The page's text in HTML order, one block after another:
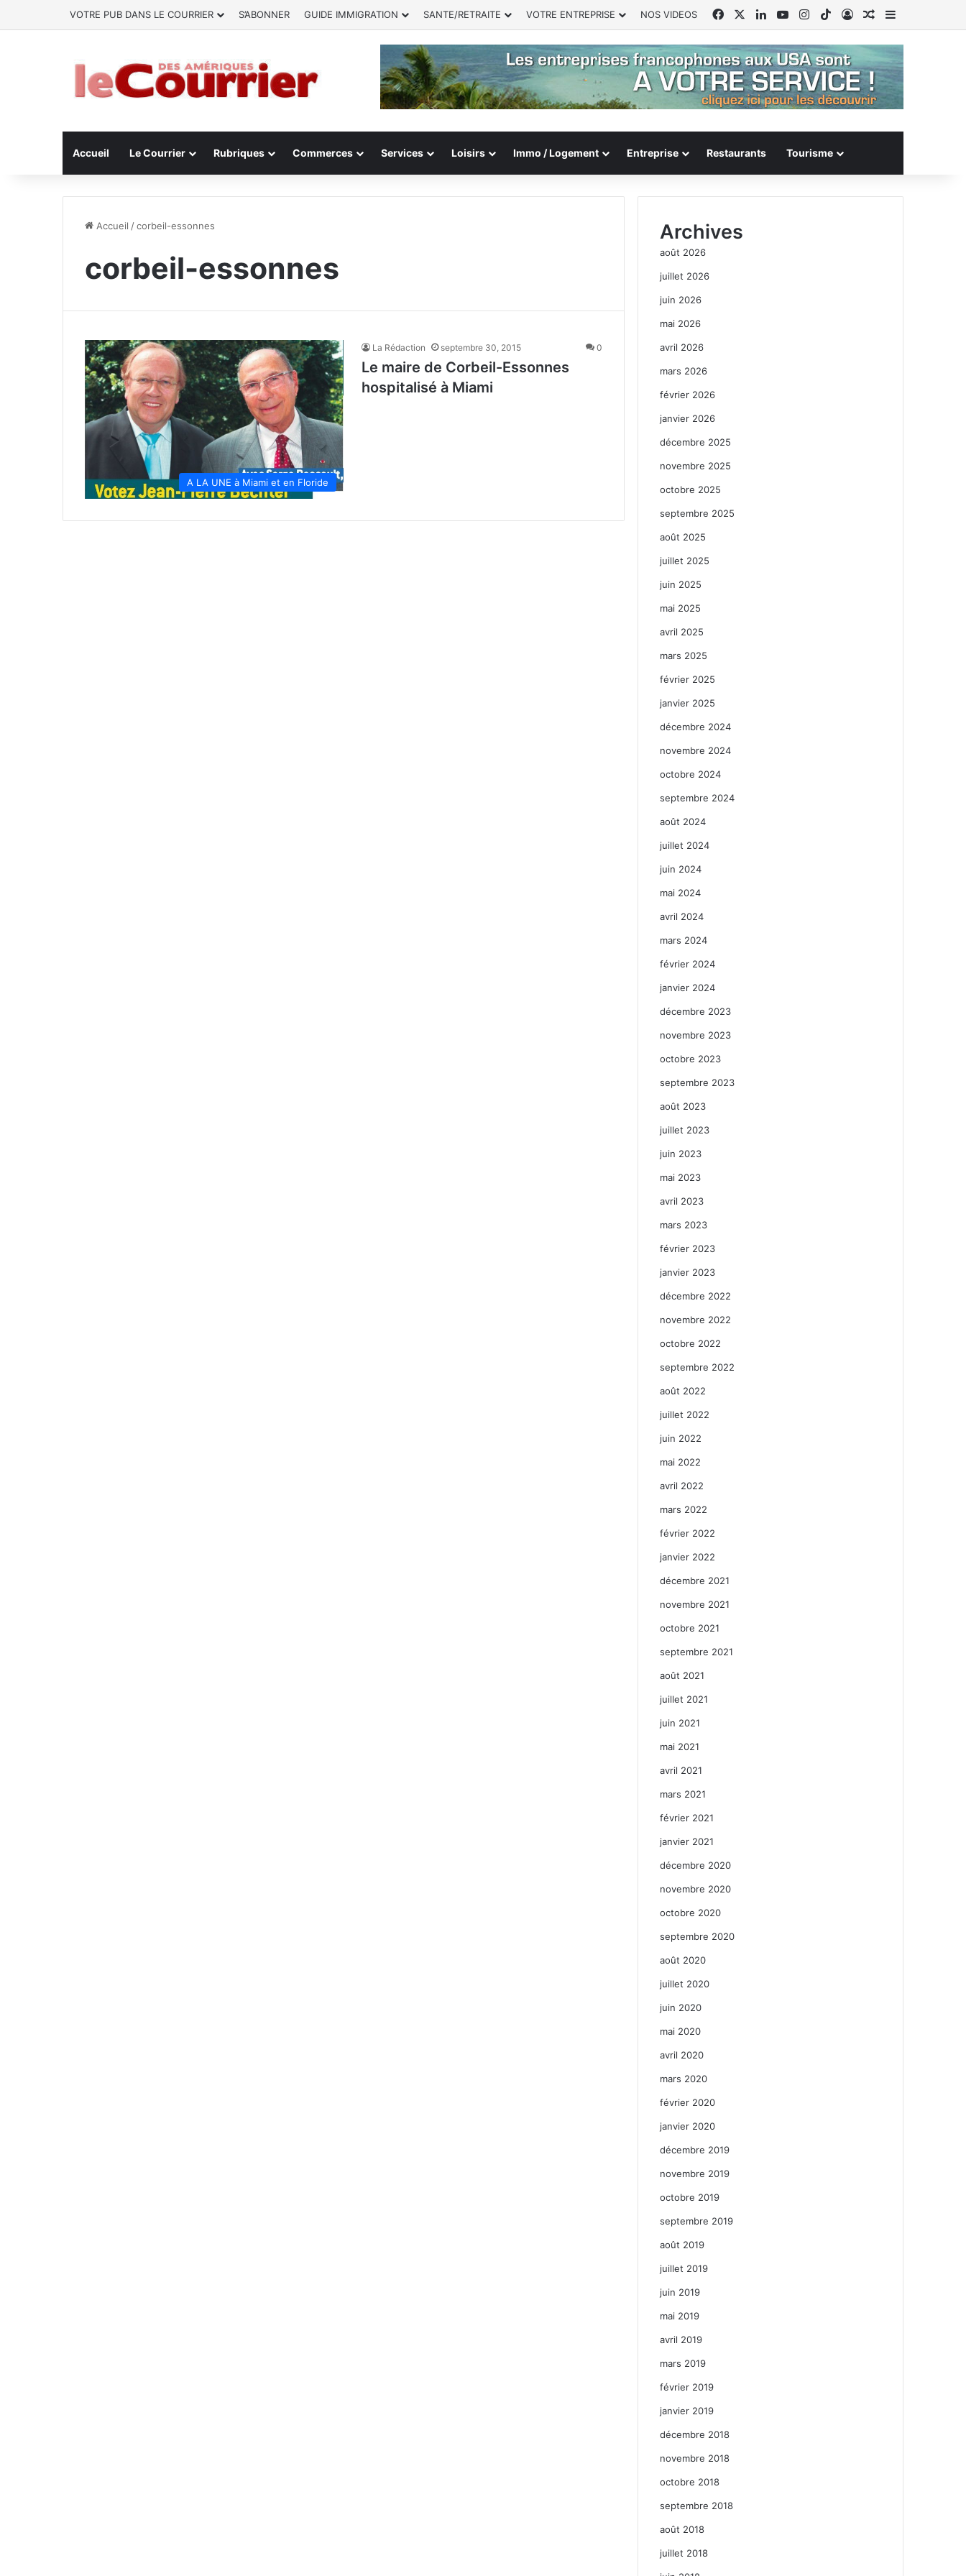
VOTRE PUB DANS LE COURRIER S’ABONNER GUIDE IMMIGRATION SANTE/RETRAITE VOTRE ENTREPRISE NOS VIDEOS FacebookLinkedinYouTubeInstagram
TikTokConnexion
Article Aléatoire
Sidebar
Accueil Le Courrier Rubriques Commerces Services Loisirs Immo / Logement Entreprise Restaurants Tourisme
Accueil /corbeil-essonnes
corbeil-essonnes
A LA UNE à Miami et en Floride
La Rédaction septembre 30, 2015 0
Le maire de Corbeil-Essonnes
hospitalisé à Miami
Archives
août 2026
juillet 2026
juin 2026
mai 2026
avril 2026
mars 2026
février 2026
janvier 2026
décembre 2025
novembre 2025
octobre 2025
septembre 2025
août 2025
juillet 2025
juin 2025
mai 2025
avril 2025
mars 2025
février 2025
janvier 2025
décembre 2024
novembre 2024
octobre 2024
septembre 2024
août 2024
juillet 2024
juin 2024
mai 2024
avril 2024
mars 2024
février 2024
janvier 2024
décembre 2023
novembre 2023
octobre 2023
septembre 2023
août 2023
juillet 2023
juin 2023
mai 2023
avril 2023
mars 2023
février 2023
janvier 2023
décembre 2022
novembre 2022
octobre 2022
septembre 2022
août 2022
juillet 2022
juin 2022
mai 2022
avril 2022
mars 2022
février 2022
janvier 2022
décembre 2021
novembre 2021
octobre 2021
septembre 2021
août 2021
juillet 2021
juin 2021
mai 2021
avril 2021
mars 2021
février 2021
janvier 2021
décembre 2020
novembre 2020
octobre 2020
septembre 2020
août 2020
juillet 2020
juin 2020
mai 2020
avril 2020
mars 2020
février 2020
janvier 2020
décembre 2019
novembre 2019
octobre 2019
septembre 2019
août 2019
juillet 2019
juin 2019
mai 2019
avril 2019
mars 2019
février 2019
janvier 2019
décembre 2018
novembre 2018
octobre 2018
septembre 2018
août 2018
juillet 2018